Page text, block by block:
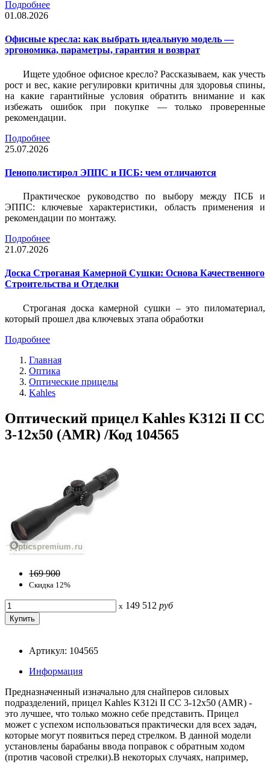
Подробнее
01.08.2026
Офисные кресла: как выбрать идеальную модель —
эргономика, параметры, гарантия и возврат
Ищете удобное офисное кресло? Рассказываем, как учесть
рост и вес, какие регулировки критичны для здоровья спины,
на какие гарантийные условия обратить внимание и как
избежать ошибок при покупке — только проверенные
рекомендации.
Подробнее
25.07.2026
Пенополистирол ЭППС и ПСБ: чем отличаются
Практическое руководство по выбору между ПСБ и
ЭППС: ключевые характеристики, область применения и
рекомендации по монтажу.
Подробнее
21.07.2026
Доска Строганая Камерной Сушки: Основа Качественного
Строительства и Отделки
Строганая доска камерной сушки – это пиломатериал,
который прошел два ключевых этапа обработки
Подробнее
Главная
Оптика
Оптические прицелы
Kahles
Оптический прицел Kahles K312i II CC
3-12х50 (AMR) /Код 104565
169 900
Скидка 12%
x 149 512 руб
Артикул: 104565
Информация
Предназначенный изначально для снайперов силовых
подразделений, прицел Kahles K312i II CC 3-12х50 (AMR) -
это лучшее, что только можно себе представить. Прицел
может с успехом использоваться практически для всех задач,
которые могут появиться перед стрелком. В данной модели
установлены барабаны ввода поправок с обратным ходом
(против часовой стрелки).В некоторых случаях, например,